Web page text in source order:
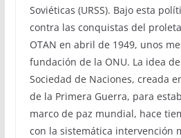
Soviéticas (URSS). Bajo esta
contra las conquistas del
OTAN en abril de 1949, unos
fundación de la ONU. La idea
Sociedad de Naciones, creada
de la Primera Guerra, para
marco de paz mundial, hace
con la sistemática intervención